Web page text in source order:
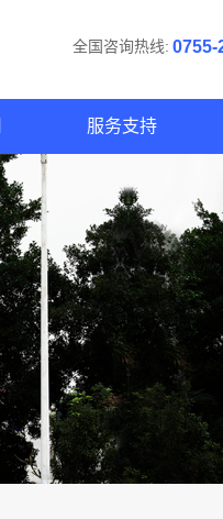
全国咨询热线: 0755-
服务支持